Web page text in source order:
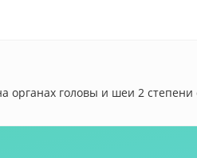
органах головы и шеи 2 степени